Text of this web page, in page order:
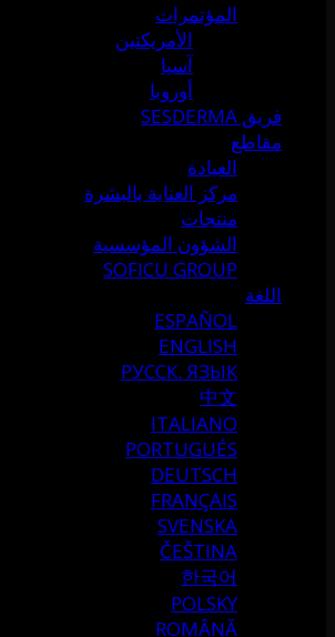
المؤتمرات
الأمريكتين
آسيا
أوروبا
فريق SESDERMA
مقاطع
العيادة
مركز العناية بالبشرة
منتجات
الشؤون المؤسسية
SOFICU GROUP
اللغة
ESPAÑOL
ENGLISH
РУССК. ЯЗЫК
中文
ITALIANO
PORTUGUÉS
DEUTSCH
FRANÇAIS
SVENSKA
ČEŠTINA
한국어
POLSKY
ROMÂNĂ